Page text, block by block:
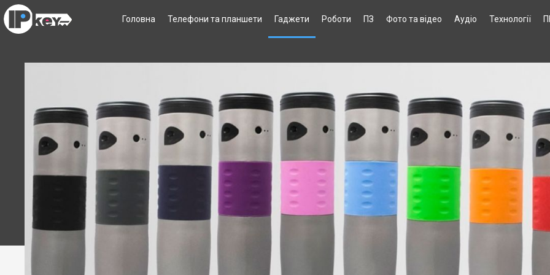
Головна Телефони та планшети Гаджети Роботи ПЗ Фото та відео Аудіо Технології